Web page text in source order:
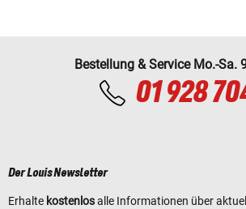
Bestellung & Service Mo.-Sa.
01 928
Der Louis Newsletter
Erhalte kostenlosalle Informationen über